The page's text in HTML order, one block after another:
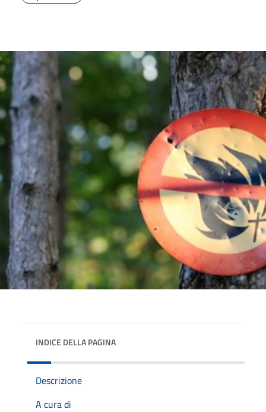
INDICE DELLA PAGINA
Descrizione
A cura di